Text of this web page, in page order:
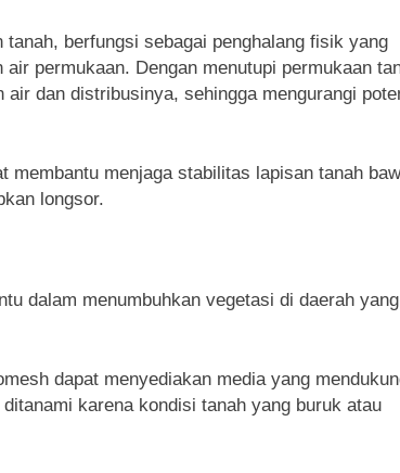
berfungsi sebagai penghalang fisik yang
permukaan. Dengan menutupi permukaan
dan distribusinya, sehingga mengurangi
menjaga stabilitas lapisan tanah
longsor.
dalam menumbuhkan vegetasi di daerah yang
dapat menyediakan media yang
karena kondisi tanah yang buruk atau